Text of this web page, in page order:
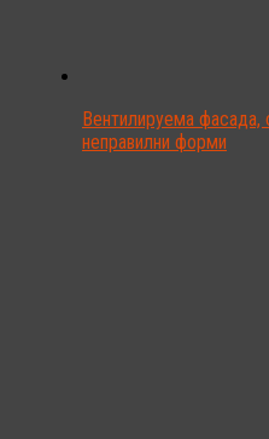
Вентилируема фасада,
неправилни форми